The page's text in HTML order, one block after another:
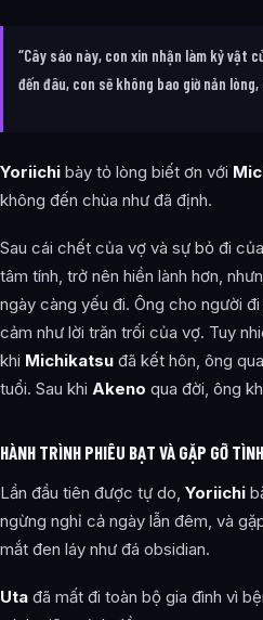
“Cây sáo này, con xin nhận làm kỷ vật
đến đâu, con sẽ không bao giờ nản
Yoriichi bày tỏ lòng biết ơn với
không đến chùa như đã định.
Sau cái chết của vợ và sự bỏ đi của
tâm tính, trở nên hiền lành hơn,
ngày càng yếu đi. Ông cho người đi
cảm như lời trăn trối của vợ. Tuy
khi Michikatsu đã kết hôn, ông
tuổi. Sau khi Akeno qua đời, ông
HÀNH TRÌNH PHIÊU BẠT VÀ GẶP GỠ
Lần đầu tiên được tự do, Yoriichi
ngừng nghỉ cả ngày lẫn đêm, và
mắt đen láy như đá obsidian.
Uta đã mất đi toàn bộ gia đình vì